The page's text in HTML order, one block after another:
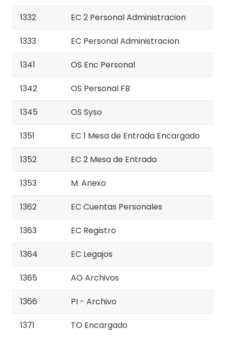
1332 EC 2 Personal Administracion
1333 EC Personal Administracion
1341 OS Enc Personal
1342 OS Personal FB
1345 OS Syso
1351 EC 1 Mesa de Entrada Encargado
1352 EC 2 Mesa de Entrada
1353 M. Anexo
1362 EC Cuentas Personales
1363 EC Registro
1364 EC Legajos
1365 AO Archivos
1366 PI - Archivo
1371 TO Encargado